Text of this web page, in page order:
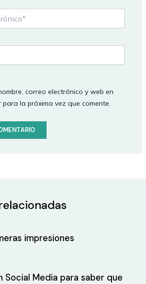
correo electrónico y web en
la próxima vez que comente.
impresiones
Social Media para saber que